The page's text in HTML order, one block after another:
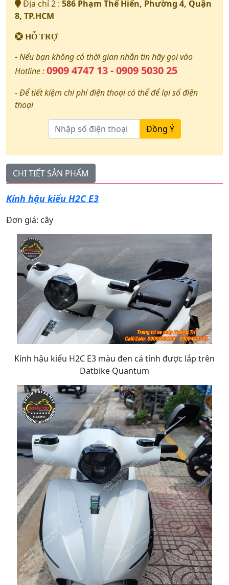
Địa chỉ 2 : 586 Phạm Thế Hiển, Phường 4, Quận
8, TP.HCM
HỖ TRỢ
- Nếu bạn không có thời gian nhắn tin hãy gọi vào
Hotline :0909 4747 13 - 0909 5030 25
- Để tiết kiệm chi phí điện thoại có thể để lại số điện
thoại
Đồng Ý
CHI TIẾT SẢN PHẨM
Kính hậu kiểu H2C E3
Đơn giá: cây
Kính hậu kiểu H2C E3 màu đen cá tính được lắp trên
Datbike Quantum